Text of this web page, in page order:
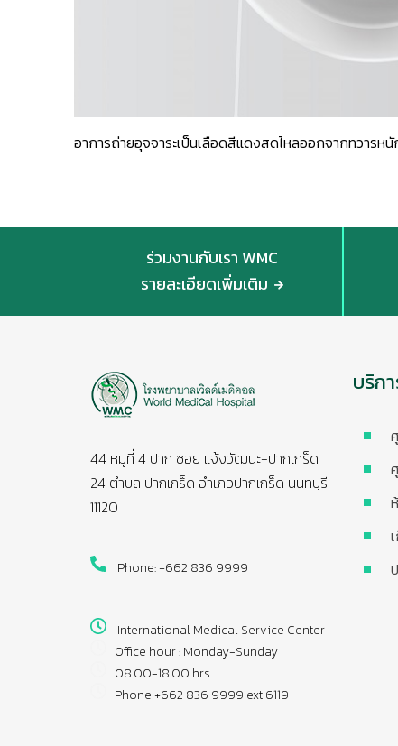
อาการถ่ายอุจจาระเป็นเลือดสีแดงสดไหลออกจากทวาร
ร่วมงานกับเรา WMC
รายละเอียดเพิ่มเติม
44 หมู่ที่ 4 ปาก ซอย แจ้งวัฒนะ-ปากเกร็ด
24 ตำบล ปากเกร็ด อำเภอปากเกร็ด นนทบุรี
11120
Phone: +662 836 9999
International Medical Service Center
Office hour : Monday-Sunday
08.00-18.00 hrs
Phone +662 836 9999 ext 6119
บริก